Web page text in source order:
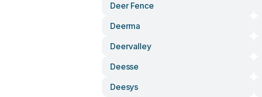
Deer Fence
Deerma
Deervalley
Deesse
Deesys